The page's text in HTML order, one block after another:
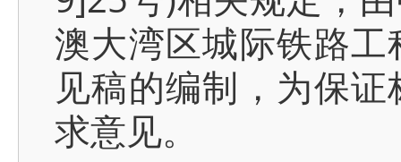
澳大湾区城际铁路
见稿的编制，为保
求意见。